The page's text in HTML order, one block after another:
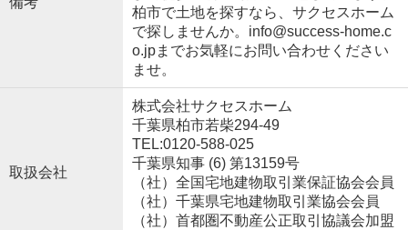
柏市で土地を探すなら、サクセスホーム
で探しませんか。info@success-home.c
o.jpまでお気軽にお問い合わせください
ませ。
取扱会社
株式会社サクセスホーム
千葉県柏市若柴294-49
TEL:0120-588-025
千葉県知事 (6) 第13159号
（社）全国宅地建物取引業保証協会会員
（社）千葉県宅地建物取引業協会会員
（社）首都圏不動産公正取引協議会加盟